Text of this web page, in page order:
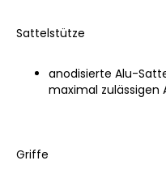
Sattelstütze
anodisierte Alu-
maximal zulässigen
Griffe